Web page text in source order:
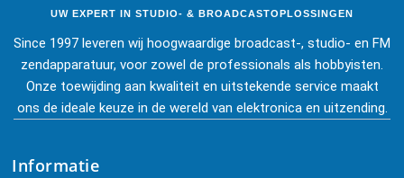
UW EXPERT IN STUDIO- & BROADCASTOPLOSSINGEN
Since 1997 leveren wij hoogwaardige broadcast-, studio- en FM
zendapparatuur, voor zowel de professionals als hobbyisten.
Onze toewijding aan kwaliteit en uitstekende service maakt
ons de ideale keuze in de wereld van elektronica en uitzending.
Informatie